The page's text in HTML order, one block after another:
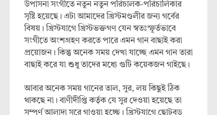
উপাসনা সংগীতে নতুন নতুন পরিচালক-পরিচালিকার
সৃষ্টি হয়েছে। এটা আমাদের খ্রিস্টমণ্ডলীর জন্য গর্বের
বিষয়। খ্রিস্টযাগে খ্রিস্টভক্তগণ যেন স্বতঃস্ফূর্তভাবে
সংগীতে অংশগ্রহণ করতে পারে এমন গান বাছাই করা
প্রয়োজন। কিন্তু অনেক সময় দেখা যাচ্ছে এমন গান তারা
বাছাই করে যা শুধু তাদের মধ্যে গুটি কয়েকজন গাইছে।
আবার অনেক সময় গানের তাল, সুর, লয় কিছুই ঠিক
থাকছে না। বাণীদীপ্তি কর্তৃক যে সুর দেওয়া হয়েছে তা
সম্পূর্ণ আলাদা সুরে গাওয়া হচ্ছে। খ্রিস্টযাগে ছোটবড়